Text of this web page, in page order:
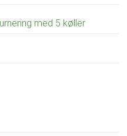
med 5 køller